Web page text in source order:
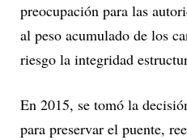
preocupación para las
al peso acumulado de los
riesgo la integridad
En 2015, se tomó la
para preservar el puente,